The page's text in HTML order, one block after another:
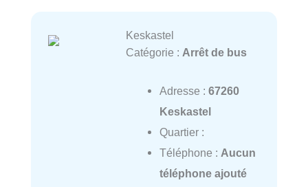
Keskastel
Catégorie : Arrêt de bus
Adresse : 67260
Keskastel
Quartier :
Téléphone : Aucun
téléphone ajouté